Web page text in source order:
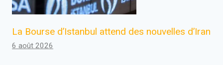
La Bourse d’Istanbul attend des nouvelles d’Iran
6 août 2026